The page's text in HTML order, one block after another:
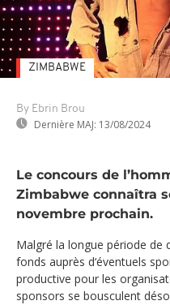
By Ebrin Brou
Dernière MAJ: 13/08/2024
ZIMBABWE
Le concours de
Zimbabwe connaîtra
novembre prochain.
Malgré la longue période de
fonds auprès d‘éventuels
productive pour les
sponsors se bousculent